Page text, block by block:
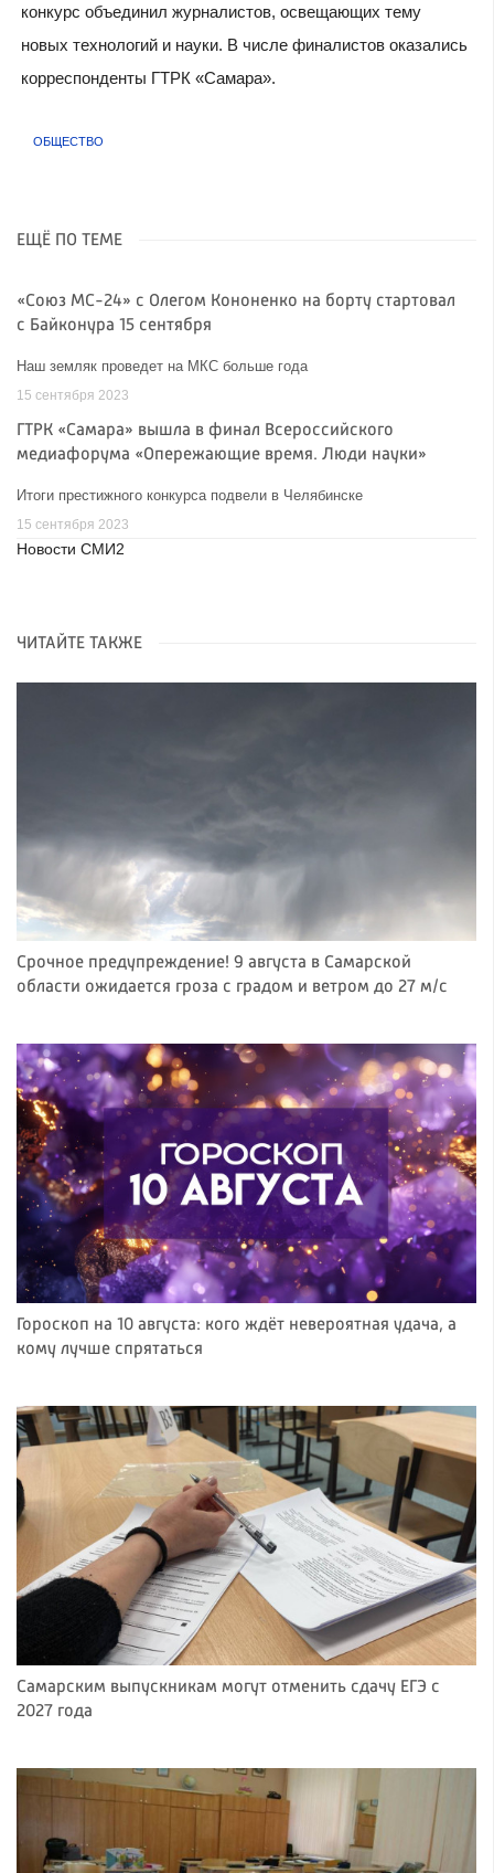
конкурс объединил журналистов, освещающих тему
новых технологий и науки. В числе финалистов оказались
корреспонденты ГТРК «Самара».
ОБЩЕСТВО
ЕЩЁ ПО ТЕМЕ
«Союз МС-24» с Олегом Кононенко на борту стартовал
с Байконура 15 сентября
Наш земляк проведет на МКС больше года
15 сентября 2023
ГТРК «Самара» вышла в финал Всероссийского
медиафорума «Опережающие время. Люди науки»
Итоги престижного конкурса подвели в Челябинске
15 сентября 2023
Новости СМИ2
ЧИТАЙТЕ ТАКЖЕ
Срочное предупреждение! 9 августа в Самарской
области ожидается гроза с градом и ветром до 27 м/с
Гороскоп на 10 августа: кого ждёт невероятная удача, а
кому лучше спрятаться
Самарским выпускникам могут отменить сдачу ЕГЭ с
2027 года